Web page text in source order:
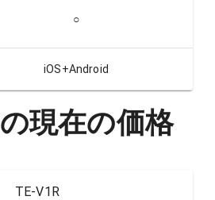
○
iOS+Android
の現在の価格
TE-V1R